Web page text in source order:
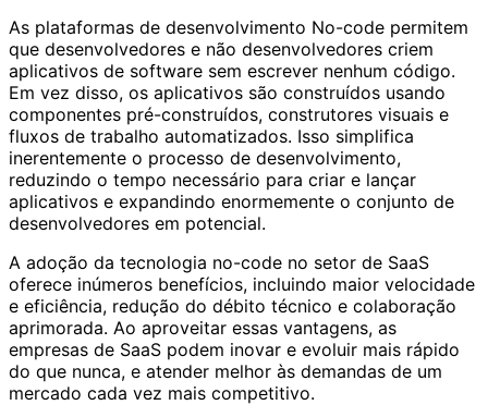
As plataformas de desenvolvimento No-code permitem
que desenvolvedores e não desenvolvedores criem
aplicativos de software sem escrever nenhum código.
Em vez disso, os aplicativos são construídos usando
componentes pré-construídos, construtores visuais e
fluxos de trabalho automatizados. Isso simplifica
inerentemente o processo de desenvolvimento,
reduzindo o tempo necessário para criar e lançar
aplicativos e expandindo enormemente o conjunto de
desenvolvedores em potencial.
A adoção da tecnologia no-code no setor de SaaS
oferece inúmeros benefícios, incluindo maior velocidade
e eficiência, redução do débito técnico e colaboração
aprimorada. Ao aproveitar essas vantagens, as
empresas de SaaS podem inovar e evoluir mais rápido
do que nunca, e atender melhor às demandas de um
mercado cada vez mais competitivo.